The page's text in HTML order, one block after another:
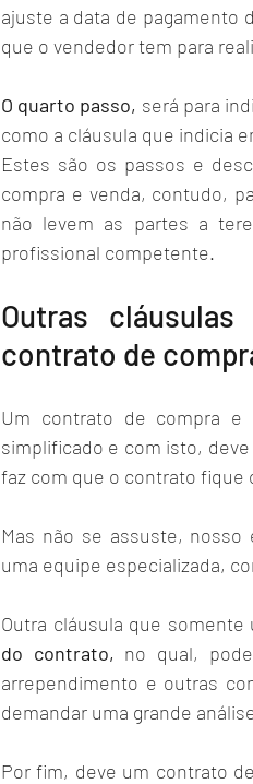
ajuste a data de pagamento
que o vendedor tem para
O quarto passo, será para
como a cláusula que indicia
Estes são os passos e
compra e venda, contudo,
não levem as partes a
profissional competente.
Outras
contrato de
Um contrato de compra
simplificado e com isto,
faz com que o contrato fique
Mas não se assuste, nosso
uma equipe especializada,
Outra cláusula que
do contrato, no qual,
arrependimento e outras
demandar uma grande
Por fim, deve um contrato